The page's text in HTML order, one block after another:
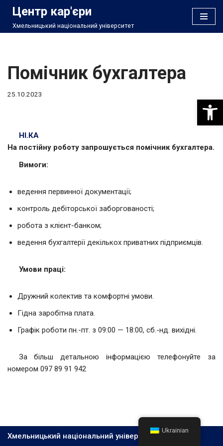
Перейти
Центр кар'єри
Хмельницький національний університет
Помічник бухгалтера
25.10.2023
НІ.КА
На постійну роботу запрошується помічник бухгалтера.
Вимоги:
ведення первинної документації;
контроль дебіторської заборгованості;
робота з клієнт-банком;
ведення бухгалтерії декількох приватних підприємців.
Умови праці:
Дружний колектив та комфортні умови.
Гідна заробітна плата.
Графік роботи пн.-пт. з 09:00 — 18:00, сб.-нд. вихідні.
За більш детальною інформацією телефонуйте за
номером 097 89 91 942
Хмельницький національний університет, 2026
Ukrainian